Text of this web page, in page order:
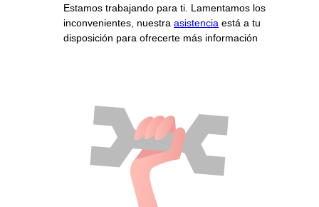
Estamos trabajando para ti. Lamentamos los
inconvenientes, nuestra asistencia está a tu
disposición para ofrecerte más información